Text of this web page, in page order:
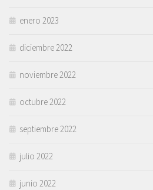
enero 2023
diciembre 2022
noviembre 2022
octubre 2022
septiembre 2022
julio 2022
junio 2022